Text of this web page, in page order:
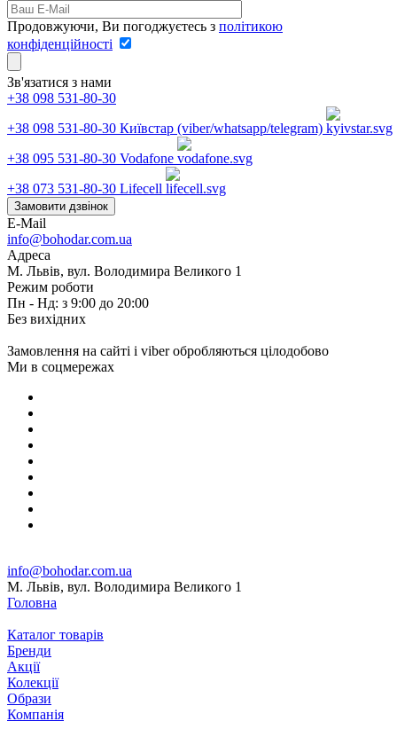
Продовжуючи, Ви погоджуєтесь з політикою
конфіденційності
Зв'язатися з нами
+38 098 531-80-30
+38 098 531-80-30 Київстар (viber/whatsapp/telegram)
+38 095 531-80-30 Vodafone
+38 073 531-80-30 Lifecell
Замовити дзвінок
E-Mail
info@bohodar.com.ua
Адреса
М. Львів, вул. Володимира Великого 1
Режим роботи
Пн - Нд: з 9:00 до 20:00
Без вихідних
Замовлення на сайті і viber обробляються цілодобово
Ми в соцмережах
info@bohodar.com.ua
М. Львів, вул. Володимира Великого 1
Головна
Каталог товарів
Бренди
Акції
Колекції
Образи
Компанія